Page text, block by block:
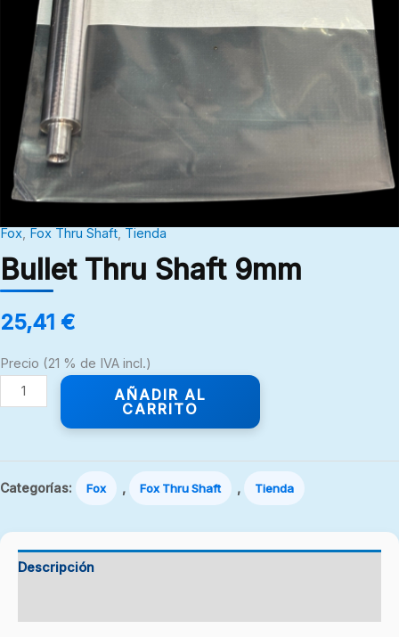
Fox, Fox Thru Shaft, Tienda
Bullet Thru Shaft 9mm
25,41 €
Precio (21 % de IVA incl.)
AÑADIR AL
CARRITO
Categorías: Fox , Fox Thru Shaft , Tienda
Descripción